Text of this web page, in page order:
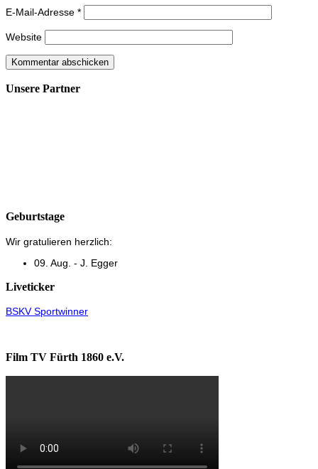
E-Mail-Adresse *
Website
Unsere Partner
Geburtstage
Wir gratulieren herzlich:
09. Aug. - J. Egger
Liveticker
BSKV Sportwinner
Film TV Fürth 1860 e.V.